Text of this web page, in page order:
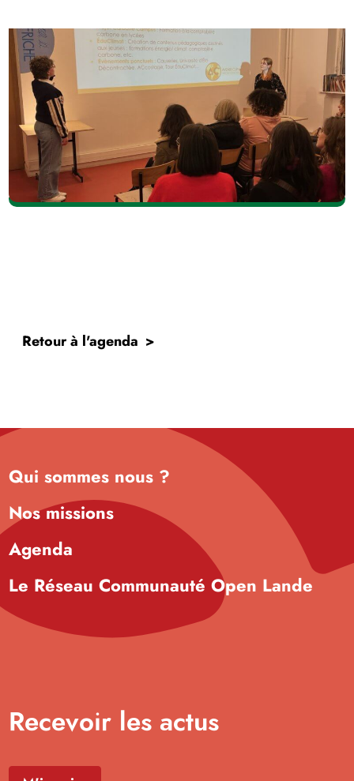
Retour à l'agenda
Qui sommes nous ?
Nos missions
Agenda
Le Réseau Communauté Open Lande
Recevoir les actus